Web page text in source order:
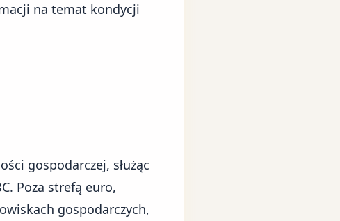
na temat kondycji
gospodarczej, służąc
Poza strefą euro,
gospodarczych,